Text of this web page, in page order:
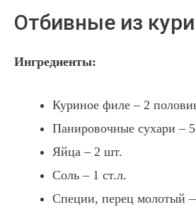
Отбивные из
Ингредиенты:
Куриное филе – 2
Панировочные сухари – 5
Яйца – 2 шт.
Соль – 1 ст.л.
Специи, перец молотый